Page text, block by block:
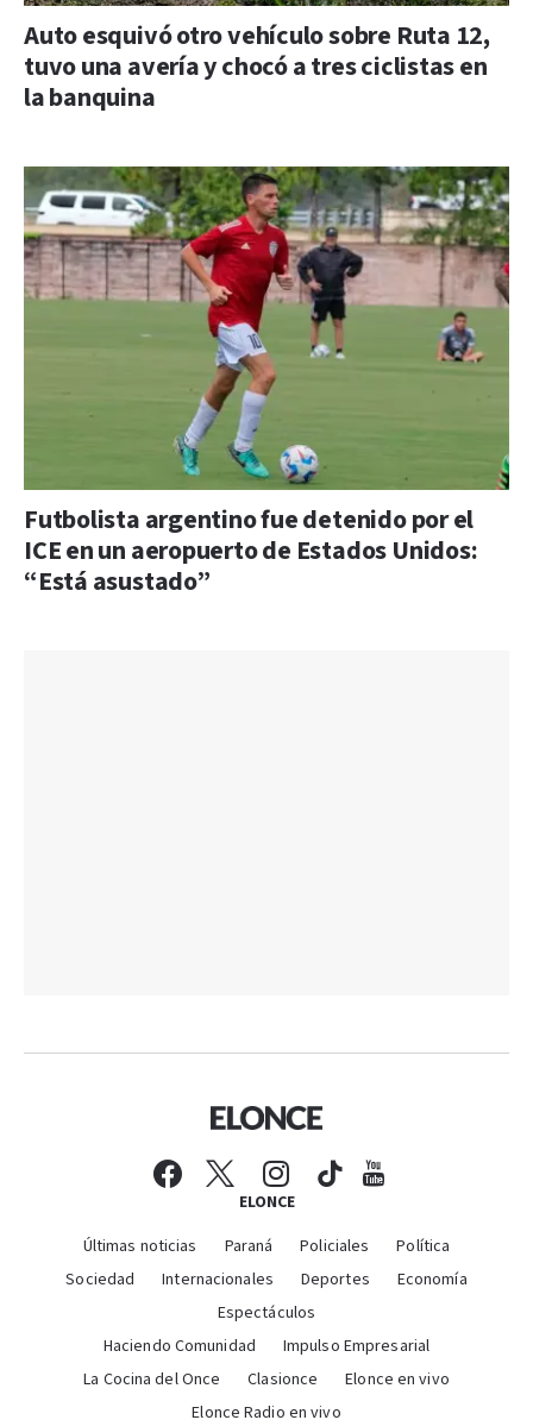
Auto esquivó otro vehículo sobre Ruta 12,
tuvo una avería y chocó a tres ciclistas en
la banquina
Futbolista argentino fue detenido por el
ICE en un aeropuerto de Estados Unidos:
“Está asustado”
ELONCE
Últimas noticias Paraná Policiales
Política
Sociedad
Internacionales Deportes
Economía
Espectáculos
Haciendo Comunidad
Impulso Empresarial
La Cocina del Once
Clasionce
Elonce en vivo
Elonce Radio en vivo